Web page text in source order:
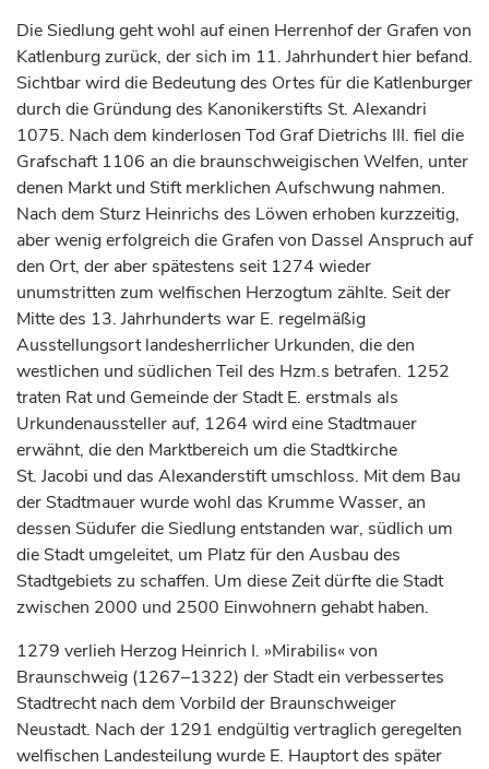
Die Siedlung geht wohl auf einen Herrenhof der Grafen von
Katlenburg zurück, der sich im 11. Jahrhunderthier befand.
Sichtbar wird die Bedeutung des Ortes für die Katlenburger
durch die Gründung des Kanonikerstifts St. Alexandri
1075. Nach dem kinderlosen Tod GrafDietrichs III. fiel die
Grafschaft1106 an die braunschweigischen Welfen, unter
denen Markt und Stift merklichen Aufschwung nahmen.
Nach dem Sturz Heinrichs des Löwen erhoben kurzzeitig,
aber wenig erfolgreich die Grafen von Dassel Anspruch auf
den Ort, der aber spätestens seit 1274 wieder
unumstritten zum welfischen Herzogtum zählte. Seit der
Mitte des 13. Jahrhunderts war E. regelmäßig
Ausstellungsort landesherrlicher Urkunden, die den
westlichen und südlichen Teil des Hzm.s betrafen. 1252
traten Rat und Gemeinde der Stadt E. erstmals als
Urkundenaussteller auf, 1264 wird eine Stadtmauer
erwähnt, die den Marktbereich um die Stadtkirche
St. Jacobi und das Alexanderstift umschloss. Mit dem Bau
der Stadtmauer wurde wohl das Krumme Wasser, an
dessen Südufer die Siedlung entstanden war, südlich um
die Stadt umgeleitet, um Platz für den Ausbau des
Stadtgebiets zu schaffen. Um diese Zeit dürfte die Stadt
zwischen 2000 und 2500 Einwohnern gehabt haben.
1279 verlieh Herzog Heinrich I. »Mirabilis« von
Braunschweig (1267–1322) der Stadt ein verbessertes
Stadtrecht nach dem Vorbild der Braunschweiger
Neustadt. Nach der 1291 endgültig vertraglich geregelten
welfischen Landesteilung wurde E. Hauptort des später